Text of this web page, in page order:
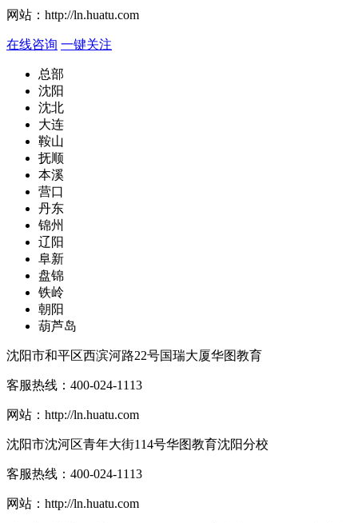
网站： http://ln.huatu.com
在线咨询 一键关注
总部
沈阳
沈北
大连
鞍山
抚顺
本溪
营口
丹东
锦州
辽阳
阜新
盘锦
铁岭
朝阳
葫芦岛
沈阳市和平区西滨河路22号国瑞大厦华图教育
客服热线： 400-024-1113
网站： http://ln.huatu.com
沈阳市沈河区青年大街114号华图教育沈阳分校
客服热线： 400-024-1113
网站： http://ln.huatu.com